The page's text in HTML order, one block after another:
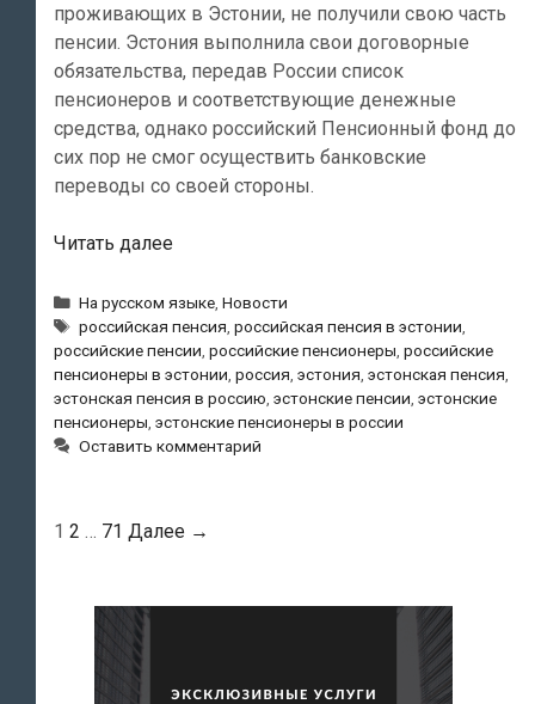
проживающих в Эстонии, не получили свою часть
пенсии. Эстония выполнила свои договорные
обязательства, передав России список
пенсионеров и соответствующие денежные
средства, однако российский Пенсионный фонд до
сих пор не смог осуществить банковские
переводы со своей стороны.
Читать далееПенсионные
от
Пенсионного
фонда
РФ
в
Эстонию
Рубрики
На русском языке,Новости
Метки
российская пенсия,российская пенсия в эстонии,
российские пенсии, российские пенсионеры, российские
пенсионеры в эстонии, россия, эстония, эстонская пенсия,
эстонская пенсия в россию, эстонские пенсии, эстонские
пенсионеры, эстонские пенсионеры в россии
Оставить комментарий
Навигация
1 2 … 71 Далее →